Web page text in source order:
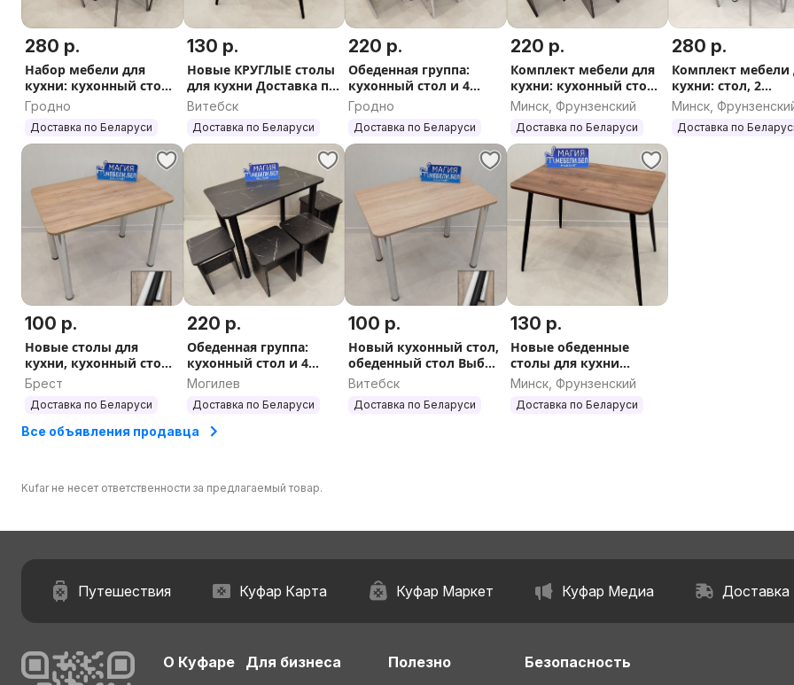
280 р.
Набор мебели для
кухни: кухонный стол,
2 табурета 2 стула
Доставка по РБ
Гродно
Доставка по Беларуси
130 р.
Новые КРУГЛЫЕ столы
для кухни Доставка по
РБ
Витебск
Доставка по Беларуси
220 р.
Обеденная группа:
кухонный стол и 4
табурета Доставка по
РБ
Гродно
Доставка по Беларуси
220 р.
Комплект мебели для
кухни: кухонный стол
и 4 табурета Доставка
Минск, Фрунзенский
Доставка по Беларуси
280 р.
Комплект мебели
кухни: стол, 2
табурета, 2 стула
Доставка Выбор
Гарантия
Минск,
Доставка по
100 р.
Новые столы для
кухни, кухонный стол,
обеденный стол
Доставка по РБ
Брест
Доставка по Беларуси
220 р.
Обеденная группа:
кухонный стол и 4
табурета Бесплатная
Могилев
Доставка по Беларуси
100 р.
Новый кухонный стол,
обеденный стол Выбор
Доставка по РБ
Витебск
Доставка по Беларуси
130 р.
Новые обеденные
столы для кухни
Доставка по РБ
Минск, Фрунзенский
Доставка по Беларуси
Все объявления продавца
Kufar не несет ответственности за предлагаемый товар.
Путешествия Куфар Карта Куфар Маркет Куфар Медиа Доставка
О Куфаре Для бизнеса Полезно Безопасность